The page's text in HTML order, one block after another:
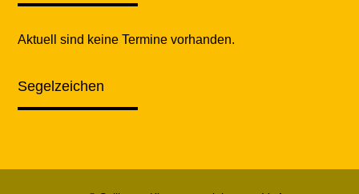
Aktuell sind keine Termine vorhanden.
Segelzeichen